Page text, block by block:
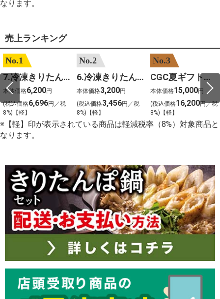
なります。
売上ランキング
No.1
7.冷凍きりたんぽセットM 野菜なし 4人前
本体価格6,200円
(税込価格6,696円／税
8%)【軽】
No.2
6.冷凍きりたんぽセットＳ 野菜なし 2人前
本体価格3,200円
(税込価格3,456円／税
8%)【軽】
No.3
CGC夏ギフト【1101】和牛苑 神戸牛・三田和牛食べ比べ(680g)
本体価格15,000円
(税込価格16,200円／税
8%)【軽】
※【軽】印が表示されている商品は軽減税率（8%）対象商品と
なります。